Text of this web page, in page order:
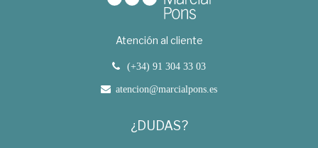
Atención al cliente
(+34) 91 304 33 03
atencion@marcialpons.es
¿DUDAS?